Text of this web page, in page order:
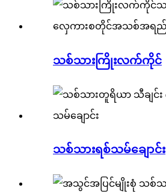
သစ်သားကြိုးလက်ကိုင်
သစ်သားရစ်သမ်ချောင်း